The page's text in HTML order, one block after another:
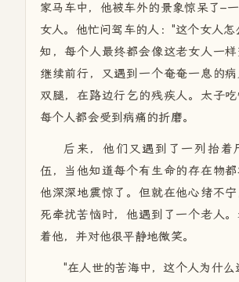
家马车中，他被车外的景象惊呆了–
女人。他忙问驾车的人："这个女人
知，每个人最终都会像这老女人一样
继续前行，又遇到一个奄奄一息的
双腿，在路边行乞的残疾人。太子吃
每个人都会受到病痛的折磨。
后来，他们又遇到了一列抬着
伍，当他知道每个有生命的存在物都
他深深地震惊了。但就在他心绪不宁
死牵扰苦恼时，他遇到了一个老人
着他，并对他很平静地微笑。
"在人世的苦海中，这个人为什